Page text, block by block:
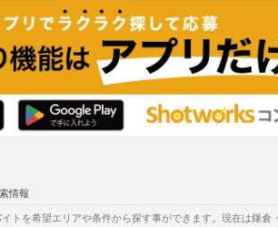
情報
トを希望エリアや条件から探す事ができます。現在は鎌倉